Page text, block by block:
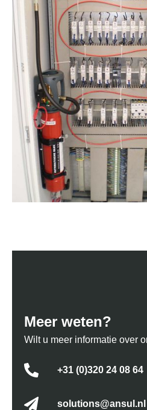
Meer weten?
Wilt u meer informatie over
+31 (0)320 24 08 64
solutions@ansul.nl